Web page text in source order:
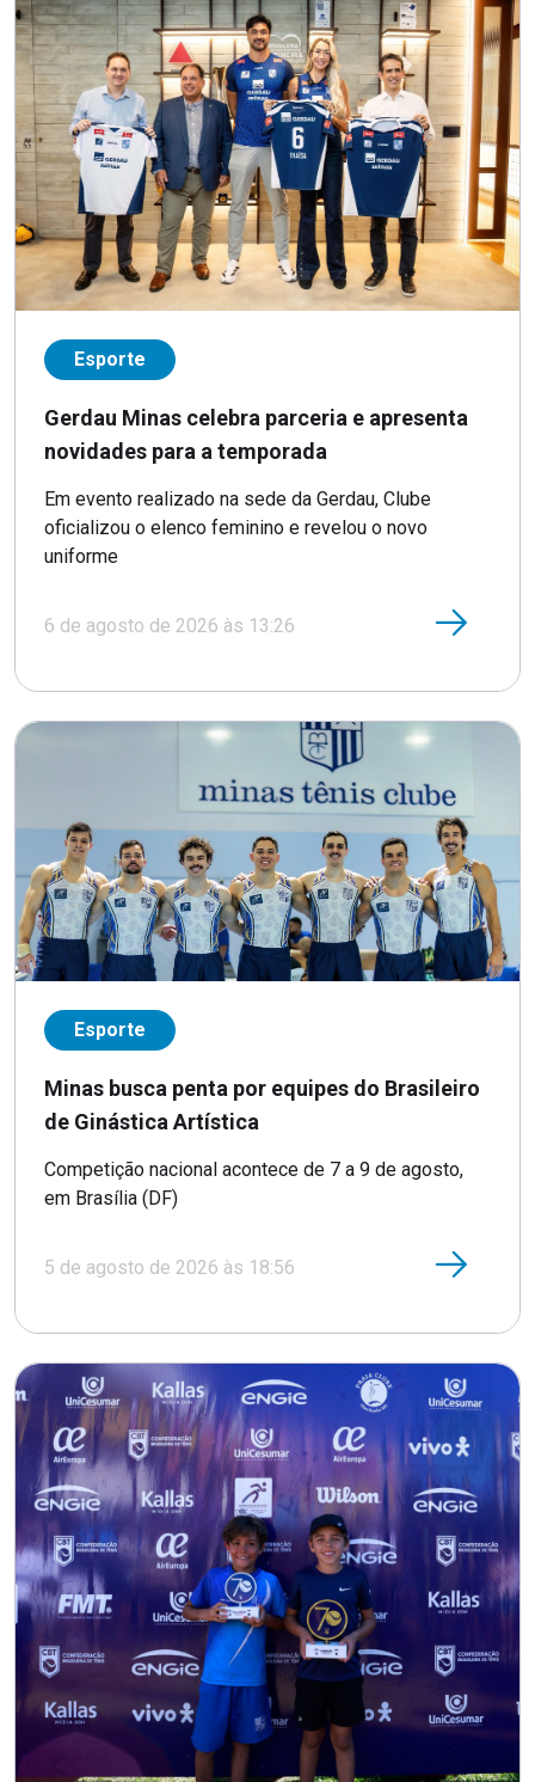
Esporte
Gerdau Minas celebra parceria e apresenta
novidades para a temporada
Em evento realizado na sede da Gerdau, Clube
oficializou o elenco feminino e revelou o novo
uniforme
6 de agosto de 2026 às 13:26
Esporte
Minas busca penta por equipes do Brasileiro
de Ginástica Artística
Competição nacional acontece de 7 a 9 de agosto,
em Brasília (DF)
5 de agosto de 2026 às 18:56